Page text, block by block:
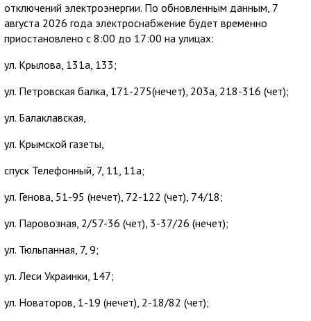
отключений электроэнергии. По обновленным данным, 7
августа 2026 года электроснабжение будет временно
приостановлено с 8:00 до 17:00 на улицах:
ул. Крылова, 131а, 133;
ул. Петровская балка, 171-275(нечет), 203а, 218-316 (чет);
ул. Балаклавская,
ул. Крымской газеты,
спуск Телефонный, 7, 11, 11а;
ул. Генова, 51-95 (нечет), 72-122 (чет), 74/18;
ул. Паровозная, 2/57-36 (чет), 3-37/26 (нечет);
ул. Тюльпанная, 7, 9;
ул. Леси Украинки, 147;
ул. Новаторов, 1-19 (нечет), 2-18/82 (чет);